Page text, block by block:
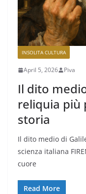
INSOLITA CULTURA
April 5, 2026 Piva
Il dito
reliquia più
storia
Il dito medio di
scienza italiana
cuore
Read More